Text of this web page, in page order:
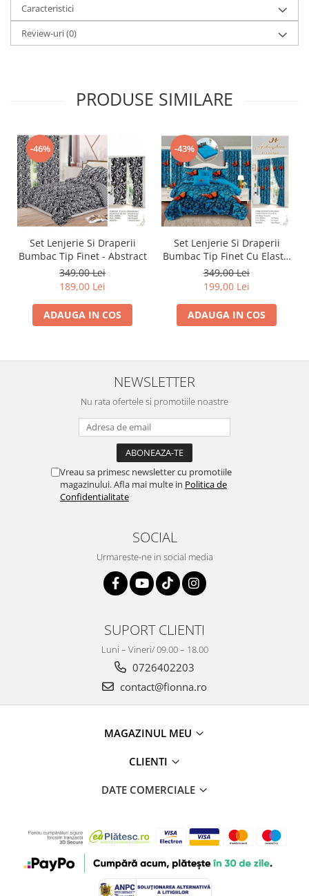
Caracteristici
Review-uri(0)
PRODUSE SIMILARE
-46%
Set Lenjerie Si Draperii
Bumbac Tip Finet - Abstract
349,00 Lei
189,00 Lei
ADAUGA IN COS
-43%
Set Lenjerie Si Draperii
Bumbac Tip Finet Cu Elastic
- Dansul Fluturilor
349,00 Lei
199,00 Lei
ADAUGA IN COS
NEWSLETTER
Nu rata ofertele si promotiile noastre
Vreau sa primesc newsletter cu promotiile
magazinului. Afla mai multe in Politica de
Confidentialitate
SOCIAL
Urmareste-ne in social media
SUPORT CLIENTI
Luni – Vineri/ 09.00 – 18.00
0726402203
contact@fionna.ro
MAGAZINUL MEU
CLIENTI
DATE COMERCIALE